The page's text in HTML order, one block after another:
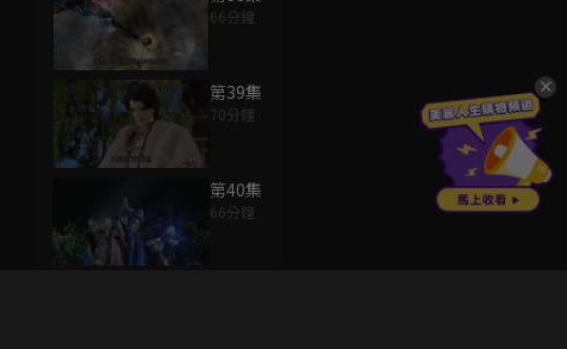
66分鐘
第39集
70分鐘
第40集
66分鐘